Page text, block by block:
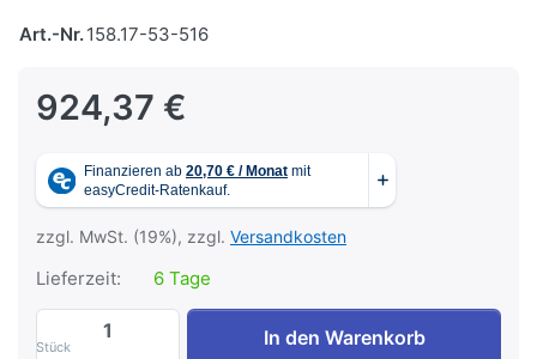
Art.-Nr.158.17-53-516
924,37 €
zzgl. MwSt. (19%), zzgl. Versandkosten
Lieferzeit: 6 Tage
Stück
Hip Thrust HMS PHT25 zu 924,37 €,
In den Warenkorb